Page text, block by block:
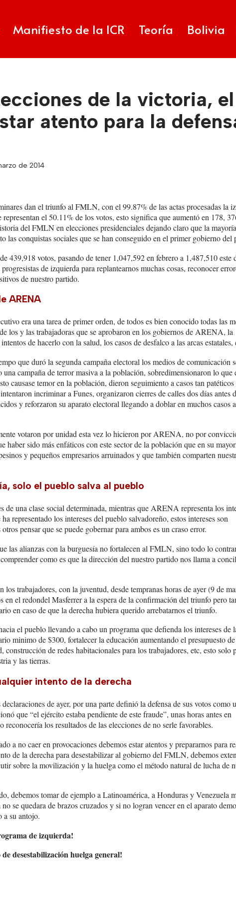
Manifiesto de la ICR Teoría Bolivia
de la victoria, el
atento para la
de 2014
dan el triunfo al FMLN, con el 99.87% de las actas procesadas la
el 50.11% de los votos, esto significa que aumentó en 178,
del FMLN en elecciones presidenciales dejando claro que la
las conquistas sociales que se han conseguido en el primer gobierno del
439,918 votos, pasando de tener 1,047,592 en febrero a 1,487,510 este
de izquierda para replantearnos muchas cosas, reconocer
de nuestro partido.
ARENA
era una tarea de primer orden, de todos es bien conocido todas las
los y las trabajadoras que se aprobaron en los gobiernos de ARENA, la
de hacerlo con la salud, los casos de desfalco a las arcas
que duró la segunda campaña electoral los medios de comunicación
campaña de terror masiva a la población, sobredimensionaron lo que
causase temor en la población, dieron seguimiento a casos tan
incriminar a Funes, organizaron cierres de calles dos días antes
y reforzaron su aparato electoral llegando a doblar en muchos casos
votaron por unidad esta vez lo hicieron por ARENA, no por
sido más enfáticos con este sector de la población que en su
y pequeños empresarios arruinados y que también comparten
solo el pueblo salva al pueblo
de una clase social determinada, mientras que ARENA representa los
representado los intereses del pueblo salvadoreño, estos intereses son
pensar que se puede gobernar para ambos es un craso error.
las alianzas con la burguesía no fortalecen al FMLN, sino todo lo
como es que la dirección del nuestro partido nos llama a
trabajadores, con la juventud, desde tempranas horas de ayer (9 de
en el redondel Masferrer a la espera de la confirmación del triunfo pero
en caso de que la derecha hubiera querido arrebatarnos el triunfo.
el pueblo llevando a cabo un programa que defienda los intereses de
minimo de $300, fortalecer la educación aumentando el presupuesto de
de redes habitacionales para los trabajadores, etc, esto solo
y las tierras.
intento de la derecha
de ayer, por una parte definió la defensa de sus votos como
que “el ejército estaba pendiente de este fraude”, unas horas antes en
reconocería los resultados de las elecciones de no serle favorables.
a no caer en provocaciones debemos estar atentos y prepararnos para
de la derecha para desestabilizar al gobierno del FMLN, debemos
sobre la movilización y la huelga como el método natural de lucha de
debemos tomar de ejemplo a Latinoamérica, a Honduras y Venezuela
se quedara de brazos cruzados y si no logran vencer en el aparato
a su antojo.
de izquierda!
desestabilización huelga general!